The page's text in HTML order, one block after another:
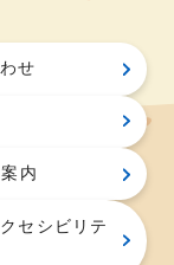
せ
内
セシビリテ